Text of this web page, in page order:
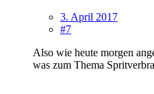
3. April 2017
#7
Also wie heute morgen
was zum Thema